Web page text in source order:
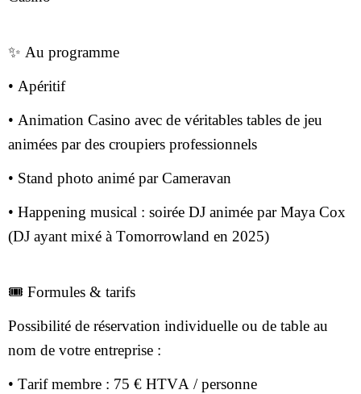
✨ Au programme
• Apéritif
• Animation Casino avec de véritables tables de jeu
animées par des croupiers professionnels
• Stand photo animé par Cameravan
• Happening musical : soirée DJ animée par Maya Cox
(DJ ayant mixé à Tomorrowland en 2025)
🎟️ Formules & tarifs
Possibilité de réservation individuelle ou de table au
nom de votre entreprise :
• Tarif membre : 75 € HTVA / personne